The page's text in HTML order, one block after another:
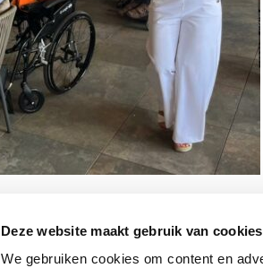
Deze website maakt gebruik van cookies
We gebruiken cookies om content en